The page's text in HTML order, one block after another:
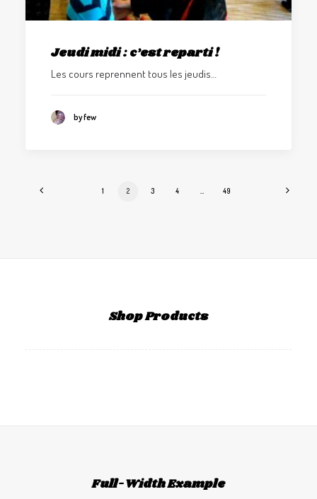
Jeudi midi : c’est reparti !
Les cours reprennent tous les jeudis…
by few
1 2 3 4 49
Shop Products
Full-Width Example